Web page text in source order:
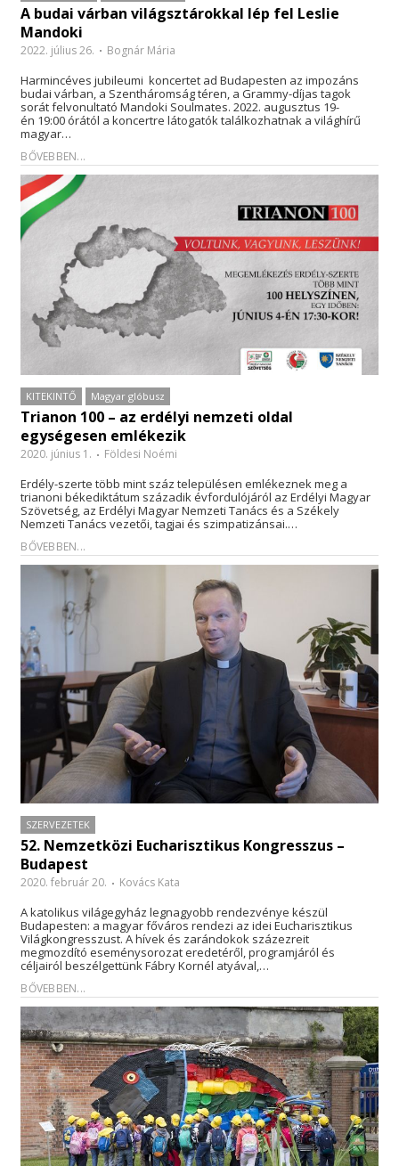
A budai várban világsztárokkal lép fel Leslie
Mandoki
2022. július 26. Bognár Mária
Harmincéves jubileumi koncertet ad Budapesten az impozáns
budai várban, a Szentháromság téren, a Grammy-díjas tagok
sorát felvonultató Mandoki Soulmates. 2022. augusztus 19-
én 19:00 órától a koncertre látogatók találkozhatnak a világhírű
magyar…
BŐVEBBEN...
KITEKINTŐ Magyar glóbusz
Trianon 100 – az erdélyi nemzeti oldal
egységesen emlékezik
2020. június 1. Földesi Noémi
Erdély-szerte több mint száz településen emlékeznek meg a
trianoni békediktátum századik évfordulójáról az Erdélyi Magyar
Szövetség, az Erdélyi Magyar Nemzeti Tanács és a Székely
Nemzeti Tanács vezetői, tagjai és szimpatizánsai.…
BŐVEBBEN...
SZERVEZETEK
52. Nemzetközi Eucharisztikus Kongresszus –
Budapest
2020. február 20. Kovács Kata
A katolikus világegyház legnagyobb rendezvénye készül
Budapesten: a magyar főváros rendezi az idei Eucharisztikus
Világkongresszust. A hívek és zarándokok százezreit
megmozdító eseménysorozat eredetéről, programjáról és
céljairól beszélgettünk Fábry Kornél atyával,…
BŐVEBBEN...